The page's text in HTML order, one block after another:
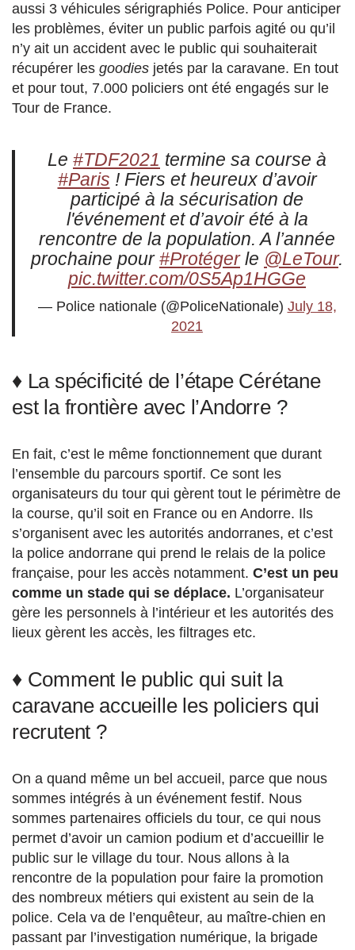
aussi 3 véhicules sérigraphiés Police. Pour anticiper
les problèmes, éviter un public parfois agité ou qu’il
n’y ait un accident avec le public qui souhaiterait
récupérer les goodies jetés par la caravane. En tout
et pour tout, 7.000 policiers ont été engagés sur le
Tour de France.
Le #TDF2021 termine sa course à
#Paris ! Fiers et heureux d’avoir
participé à la sécurisation de
l'événement et d’avoir été à la
rencontre de la population. A l’année
prochaine pour #Protégerle @LeTour.
pic.twitter.com/0S5Ap1HGGe
— Police nationale (@PoliceNationale) July 18,
2021
♦ La spécificité de l’étape Cérétane
est la frontière avec l’Andorre ?
En fait, c’est le même fonctionnement que durant
l’ensemble du parcours sportif. Ce sont les
organisateurs du tour qui gèrent tout le périmètre de
la course, qu’il soit en France ou en Andorre. Ils
s’organisent avec les autorités andorranes, et c’est
la police andorrane qui prend le relais de la police
française, pour les accès notamment. C’est un peu
comme un stade qui se déplace. L’organisateur
gère les personnels à l’intérieur et les autorités des
lieux gèrent les accès, les filtrages etc.
♦ Comment le public qui suit la
caravane accueille les policiers qui
recrutent ?
On a quand même un bel accueil, parce que nous
sommes intégrés à un événement festif. Nous
sommes partenaires officiels du tour, ce qui nous
permet d’avoir un camion podium et d’accueillir le
public sur le village du tour. Nous allons à la
rencontre de la population pour faire la promotion
des nombreux métiers qui existent au sein de la
police. Cela va de l’enquêteur, au maître-chien en
passant par l’investigation numérique, la brigade